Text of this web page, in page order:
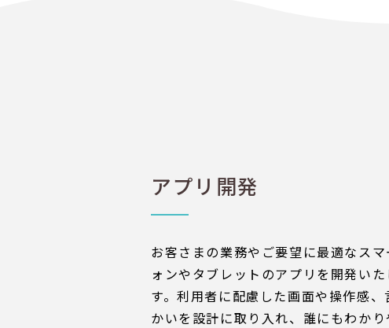
アプリ開発
お客さまの業務やご要望に最適なスマ
ォンやタブレットのアプリを開発いた
す。利用者に配慮した画面や操作感、
かいを設計に取り入れ、誰にもわかり